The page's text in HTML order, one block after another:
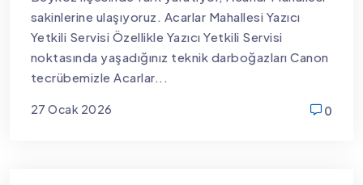
sakinlerine ulaşıyoruz. Acarlar Mahallesi Yazıcı
Yetkili Servisi Özellikle Yazıcı Yetkili Servisi
noktasında yaşadığınız teknik darboğazları Canon
tecrübemizle Acarlar...
27 Ocak 2026
0